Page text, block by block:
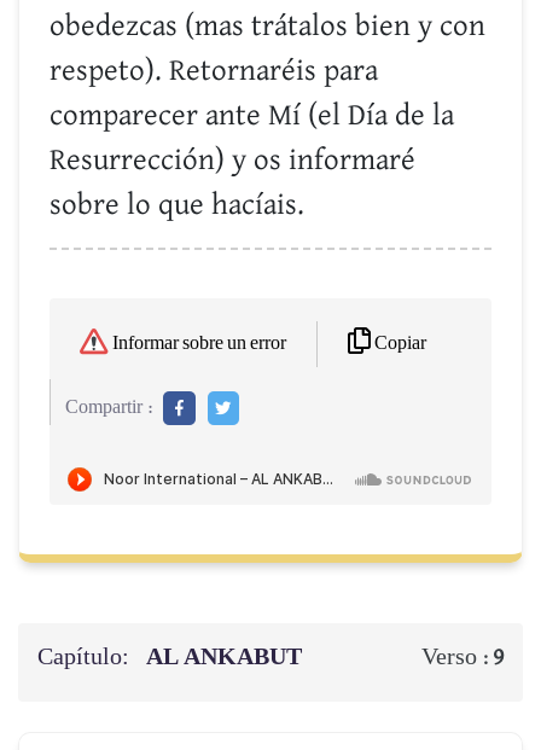
obedezcas (mas trátalos bien y con
respeto). Retornaréis para
comparecer ante Mí (el Día de la
Resurrección) y os informaré
sobre lo que hacíais.
Informar sobre un error Copiar
Compartir :
Capítulo: AL ANKABUT Verso : 9